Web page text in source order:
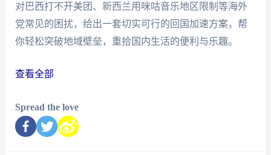
对巴西打不开美团、新西兰用咪咕音乐地区限制等海外
党常见的困扰，给出一套切实可行的回国加速方案，帮
你轻松突破地域壁垒，重拾国内生活的便利与乐趣。
查看全部
Spread the love